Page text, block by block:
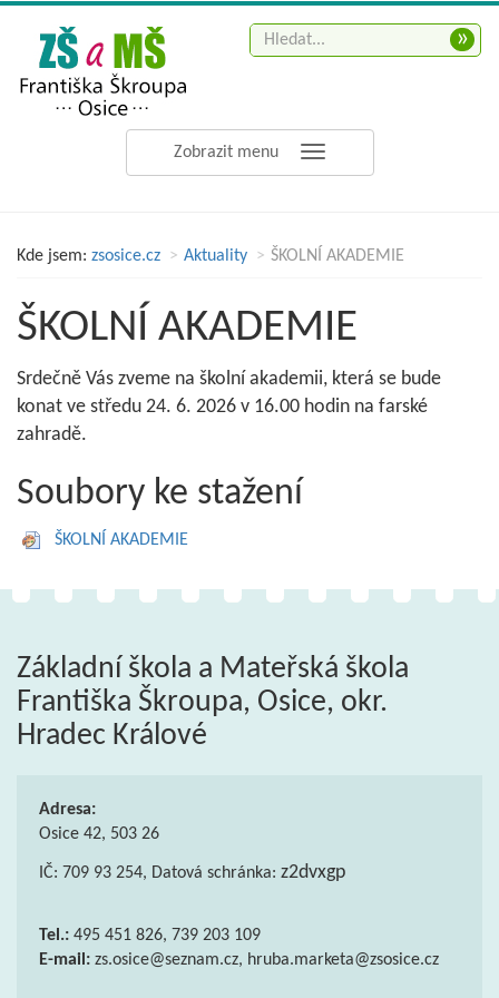
Zobrazit menu
»
Kde jsem: zsosice.cz Aktuality ŠKOLNÍ AKADEMIE
ŠKOLNÍ AKADEMIE
Srdečně Vás zveme na školní akademii, která se bude
konat ve středu 24. 6. 2026 v 16.00 hodin na farské
zahradě.
Soubory ke stažení
ŠKOLNÍ AKADEMIE
Základní škola a Mateřská škola
Františka Škroupa, Osice, okr.
Hradec Králové
Adresa:
Osice 42, 503 26
IČ: 709 93 254, Datová schránka: z2dvxgp
Tel.: 495 451 826, 739 203 109
E-mail: zs.osice@seznam.cz, hruba.marketa@zsosice.cz